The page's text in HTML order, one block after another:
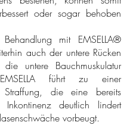
oder sogar behoben
mit EMSELLA®
auch der untere Rücken
untere Bauchmuskulatur
führt zu einer
Straffung, die eine bereits
Inkontinenz deutlich lindert
vorbeugt.